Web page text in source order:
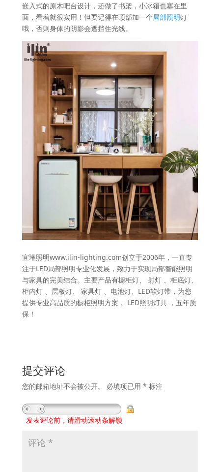
嵌入式的原木吧台设计，还做了书架，小冰箱也塞在里
面，看着就很实用！但要记得在顶部加一个局部照明灯
哦，否则身体的阴影会遮挡住光线。
宜琳照明www.ilin-lighting.com创立于2006年，一直专
注于LED局部照明专业化发展，致力于实现局部智能照明
与家具的完美结合。主要产品有橱柜灯、 射灯 、柜底灯、
柜内灯 、层板灯、 家具灯 、电池灯、LED软灯带，为您
提供专业高品质的橱柜照明方案， LED照明灯具 ，五年质
保！
提交评论
您的邮箱地址不会被公开。 必填项已用 * 标注
发表评论前，请滑动滚动条解锁